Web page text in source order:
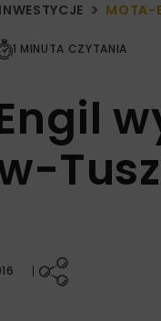
INWESTYCJE MOTA-
1 MINUTA CZYTANIA